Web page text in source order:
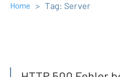
Home > Tag: Server